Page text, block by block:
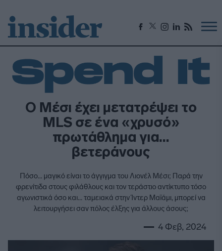
Ο Μέσι έχει μετατρέψει το
MLS σε ένα «χρυσό»
πρωτάθλημα για...
βετεράνους
Πόσο... μαγικό είναι το άγγιγμα του Λιονέλ Μέσι; Παρά την
φρενίτιδα στους φιλάθλους και τον τεράστιο αντίκτυπο τόσο
αγωνιστικά όσο και... ταμειακά στην Ίντερ Μαϊάμι, μπορεί να
λειτουργήσει σαν πόλος έλξης για άλλους άσους;
4 Φεβ, 2024